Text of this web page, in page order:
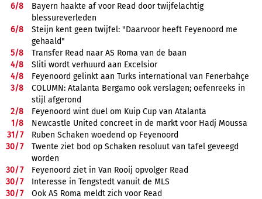
6/8
Bayern haakte af voor Read door twijfelachtig
blessureverleden
6/8
Steijn kent geen twijfel: "Daarvoor heeft Feyenoord me
gehaald"
5/8
Transfer Read naar AS Roma van de baan
4/8
Sliti wordt verhuurd aan Excelsior
4/8
Feyenoord gelinkt aan Turks international van Fenerbahçe
3/8
COLUMN: Atalanta Bergamo ook verslagen; oefenreeks in
stijl afgerond
2/8
Feyenoord wint duel om Kuip Cup van Atalanta
1/8
Newcastle United concreet in de markt voor Hadj Moussa
31/7
Ruben Schaken woedend op Feyenoord
30/7
Twente ziet bod op Schaken resoluut van tafel geveegd
worden
30/7
Feyenoord ziet in Van Rooij opvolger Read
30/7
Interesse in Tengstedt vanuit de MLS
30/7
Ook AS Roma meldt zich voor Read